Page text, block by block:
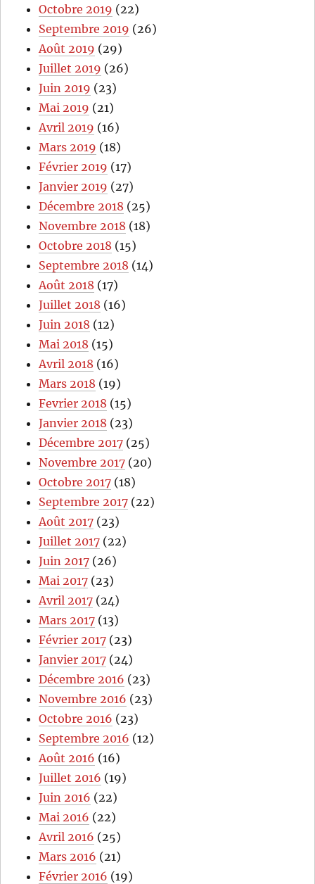
Octobre 2019 (22)
Septembre 2019 (26)
Août 2019 (29)
Juillet 2019 (26)
Juin 2019 (23)
Mai 2019 (21)
Avril 2019 (16)
Mars 2019 (18)
Février 2019 (17)
Janvier 2019 (27)
Décembre 2018 (25)
Novembre 2018 (18)
Octobre 2018 (15)
Septembre 2018 (14)
Août 2018 (17)
Juillet 2018 (16)
Juin 2018 (12)
Mai 2018 (15)
Avril 2018 (16)
Mars 2018 (19)
Fevrier 2018 (15)
Janvier 2018 (23)
Décembre 2017 (25)
Novembre 2017 (20)
Octobre 2017 (18)
Septembre 2017 (22)
Août 2017 (23)
Juillet 2017 (22)
Juin 2017 (26)
Mai 2017 (23)
Avril 2017 (24)
Mars 2017 (13)
Février 2017 (23)
Janvier 2017 (24)
Décembre 2016 (23)
Novembre 2016 (23)
Octobre 2016 (23)
Septembre 2016 (12)
Août 2016 (16)
Juillet 2016 (19)
Juin 2016 (22)
Mai 2016 (22)
Avril 2016 (25)
Mars 2016 (21)
Février 2016 (19)